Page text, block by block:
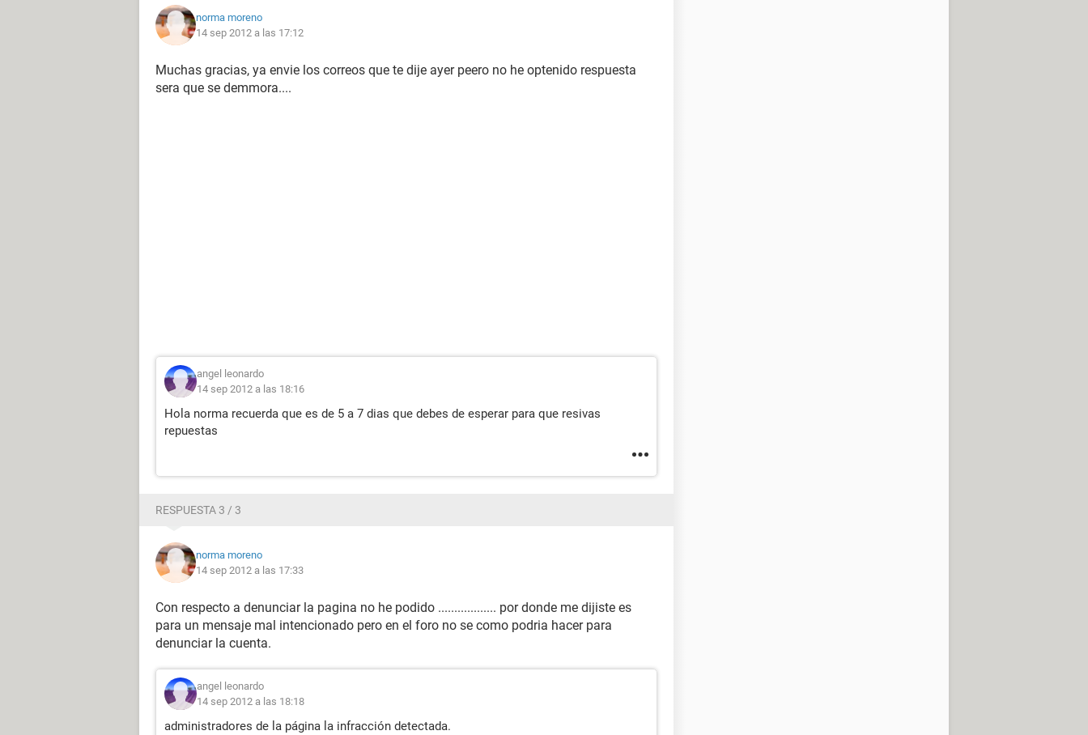
norma moreno
14 sep 2012 a las 17:12
Muchas gracias, ya envie los correos que te dije ayer peero no he optenido respuesta
sera que se demmora....
angel leonardo
14 sep 2012 a las 18:16
Hola norma recuerda que es de 5 a 7 dias que debes de esperar para que resivas
repuestas
RESPUESTA 3 / 3
norma moreno
14 sep 2012 a las 17:33
Con respecto a denunciar la pagina no he podido .................. por donde me dijiste es
para un mensaje mal intencionado pero en el foro no se como podria hacer para
denunciar la cuenta.
angel leonardo
14 sep 2012 a las 18:18
administradores de la página la infracción detectada.